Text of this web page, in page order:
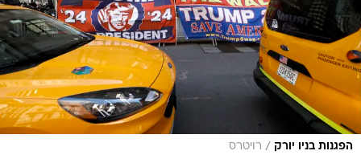
הפגנות בניו יורק / רויטרס